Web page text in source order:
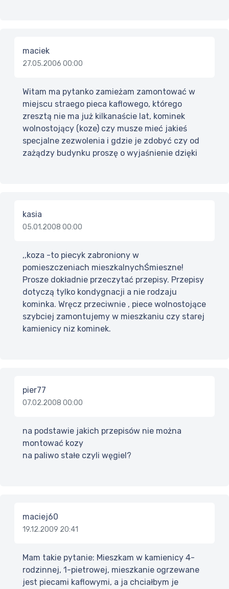
maciek
27.05.2006 00:00
Witam ma pytanko zamieżam zamontować w
miejscu straego pieca kaflowego, którego
zresztą nie ma już kilkanaście lat, kominek
wolnostojący (koze) czy musze mieć jakieś
specjalne zezwolenia i gdzie je zdobyć czy od
zażądzy budynku proszę o wyjaśnienie dzięki
kasia
05.01.2008 00:00
,,koza -to piecyk zabroniony w
pomieszczeniach mieszkalnychŚmieszne!
Prosze dokładnie przeczytać przepisy. Przepisy
dotyczą tylko kondygnacji a nie rodzaju
kominka. Wręcz przeciwnie , piece wolnostojące
szybciej zamontujemy w mieszkaniu czy starej
kamienicy niz kominek.
pier77
07.02.2008 00:00
na podstawie jakich przepisów nie można
montować kozy
na paliwo stałe czyli węgiel?
maciej60
19.12.2009 20:41
Mam takie pytanie: Mieszkam w kamienicy 4-
rodzinnej, 1-pietrowej, mieszkanie ogrzewane
jest piecami kaflowymi, a ja chciałbym je